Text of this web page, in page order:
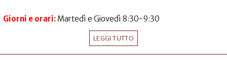
Giorni e orari: Martedì e Giovedì 8:30-9:30
LEGGI TUTTO